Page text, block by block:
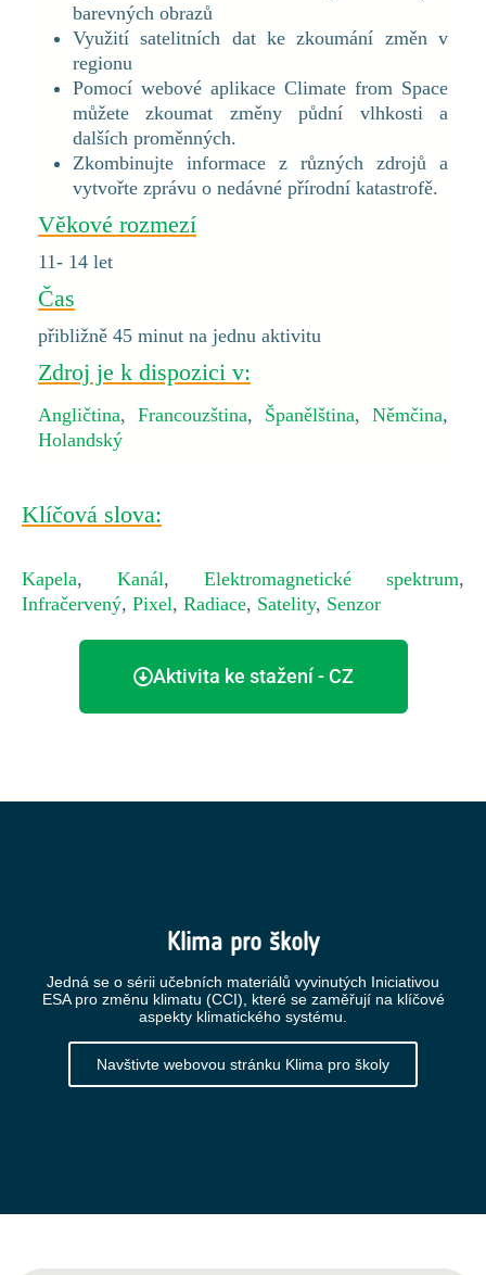
barevných obrazů
Využití satelitních dat ke zkoumání změn v
regionu
Pomocí webové aplikace Climate from Space
můžete zkoumat změny půdní vlhkosti a
dalších proměnných.
Zkombinujte informace z různých zdrojů a
vytvořte zprávu o nedávné přírodní katastrofě.
Věkové rozmezí
11- 14 let
Čas
přibližně 45 minut na jednu aktivitu
Zdroj je k dispozici v:
Angličtina, Francouzština, Španělština, Němčina,
Holandský
Klíčová slova:
Kapela, Kanál, Elektromagnetické spektrum,
Infračervený, Pixel, Radiace, Satelity, Senzor
Aktivita ke stažení - CZ
Klima pro školy
Jedná se o sérii učebních materiálů vyvinutých Iniciativou
ESA pro změnu klimatu (CCI), které se zaměřují na klíčové
aspekty klimatického systému.
Navštivte webovou stránku Klima pro školy